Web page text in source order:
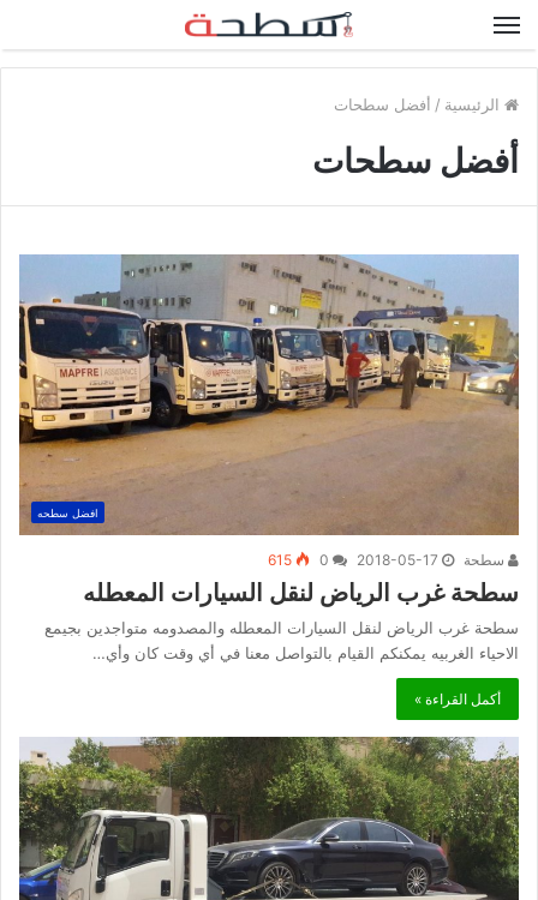
القائمة
الرئيسية / أفضل سطحات
أفضل سطحات
افضل سطحه
سطحة 2018-05-17
615
سطحة غرب الرياض لنقل السيارات المعطله
سطحة غرب الرياض لنقل السيارات المعطله والمصدومه متواجدين بجيمع
الاحياء الغربيه يمكنكم القيام بالتواصل معنا في أي وقت كان وأي…
أكمل القراءة »